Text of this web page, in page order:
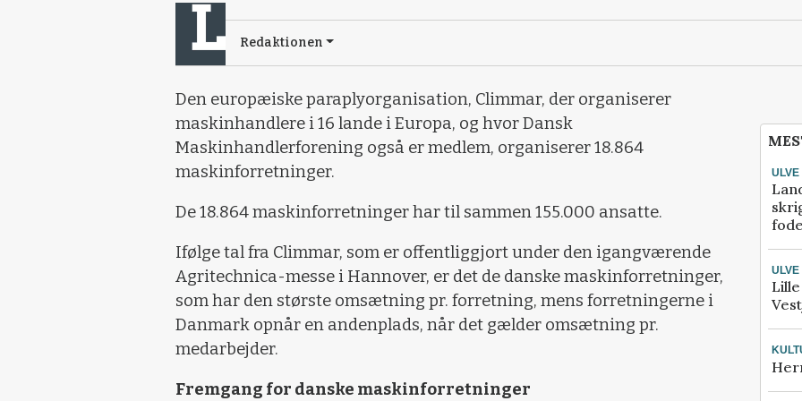
Redaktionen
Den europæiske paraplyorganisation, Climmar, der organiserer
maskinhandlere i 16 lande i Europa, og hvor Dansk
Maskinhandlerforening også er medlem, organiserer 18.864
maskinforretninger.
De 18.864 maskinforretninger har til sammen 155.000 ansatte.
Ifølge tal fra Climmar, som er offentliggjort under den igangværende
Agritechnica-messe i Hannover, er det de danske maskinforretninger,
som har den største omsætning pr. forretning, mens forretningerne i
Danmark opnår en andenplads, når det gælder omsætning pr.
medarbejder.
Fremgang for danske maskinforretninger
ULVE
ULVE